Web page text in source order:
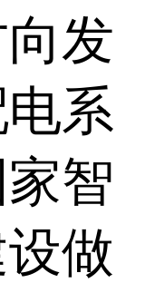
发
系
智
做